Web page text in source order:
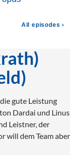
gute Leistung
Dardai und Linus
Leistner, der
will dem Team aber